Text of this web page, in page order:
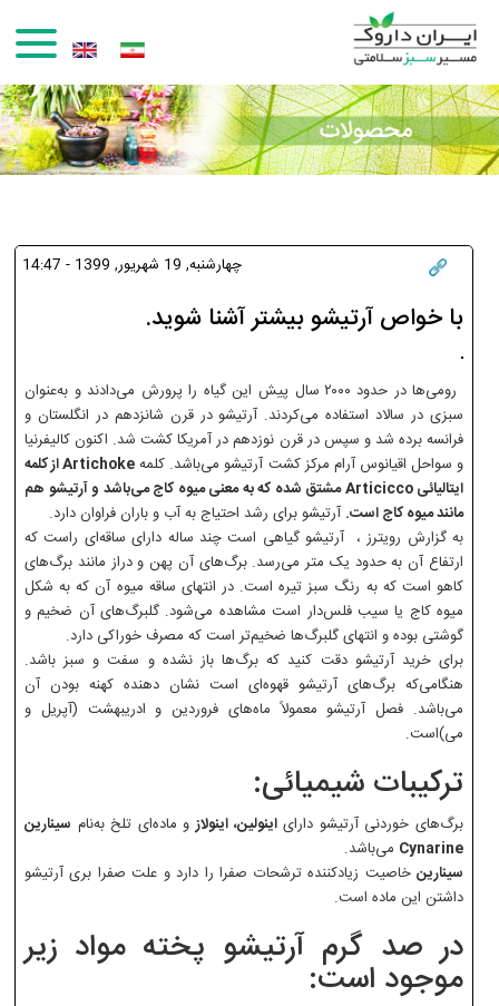
رفتن به محتوای اصلی
چهارشنبه, 19 شهريور, 1399 - 14:47
با خواص آرتیشو بیشتر آشنا شوید.
رومی‌ها در حدود ۲۰۰۰ سال پیش این گیاه را پرورش می‌دادند و به‌عنوان
سبزی در سالاد استفاده می‌کردند. آرتیشو در قرن شانزدهم در انگلستان و
فرانسه برده شد و سپس در قرن نوزدهم در آمریکا کشت شد. اکنون کالیفرنیا
و سواحل اقیانوس آرام مرکز کشت آرتیشو می‌باشد. کلمه
Artichoke از کلمه
ایتالیائی Articicco مشتق شده که به معنی میوه کاج می‌باشد و آرتیشو هم
مانند میوه کاج است. آرتیشو برای رشد احتیاج به آب و باران فراوان دارد.
به گزارش رویترز ، آرتیشو گیاهی است چند ساله دارای ساقه‌ای راست که
ارتفاع آن به حدود یک متر می‌رسد. برگ‌های آن پهن و دراز مانند برگ‌های
کاهو است که به رنگ سبز تیره است. در انتهای ساقه میوه آن که به شکل
میوه کاج یا سیب فلس‌دار است مشاهده می‌شود‌. گلبرگ‌های آن ضخیم‌ و
گوشتی بوده و انتهای گلبرگ‌ها ضخیم‌تر است که مصرف خوراکی دارد‌.
برای خرید آرتیشو دقت کنید که برگ‌ها باز نشده و سفت‌ و سبز باشد‌.
هنگامی‌که برگ‌های آرتیشو قهوه‌ای است نشان دهنده کهنه بودن آن
می‌باشد‌. فصل آرتیشو معمولاً ماه‌های فروردین و ادریبهشت (‌آپریل و
می‌)است‌.
ترکیبات شیمیائی:
برگ‌های خوردنی آرتیشو دارایاینولین‌، اینولازو ماده‌ای تلخ به‌نام سینارین
Cynarine می‌باشد‌.
سینارین خاصیت زیادکننده ترشحات صفرا را دارد و علت صفرا بری آرتیشو
داشتن این ماده است‌.
در صد گرم آرتیشو پخته مواد زیر
موجود است: